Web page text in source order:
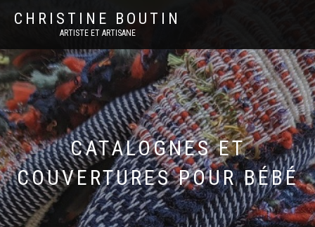
CHRISTINE BOUTIN
ARTISTE ET ARTISANE
CATALOGNES ET
COUVERTURES POUR BÉBÉ